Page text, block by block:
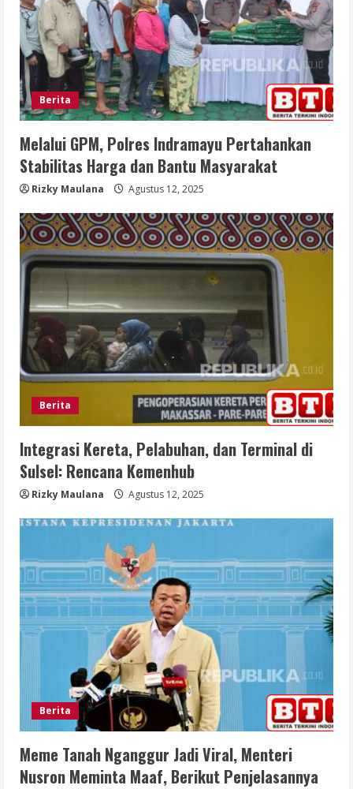
Berita
Melalui GPM, Polres Indramayu Pertahankan
Stabilitas Harga dan Bantu Masyarakat
Rizky Maulana Agustus 12, 2025
Berita
Integrasi Kereta, Pelabuhan, dan Terminal di
Sulsel: Rencana Kemenhub
Rizky Maulana Agustus 12, 2025
Berita
Meme Tanah Nganggur Jadi Viral, Menteri
Nusron Meminta Maaf, Berikut Penjelasannya